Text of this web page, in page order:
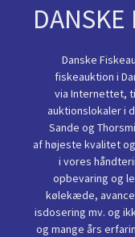
Danske
fiskeauktion i
via Internettet,
auktionslokaler i
Sande og
af højeste kvalitet
i vores
opbevaring og
kølekæde,
isdosering mv. og
og mange års